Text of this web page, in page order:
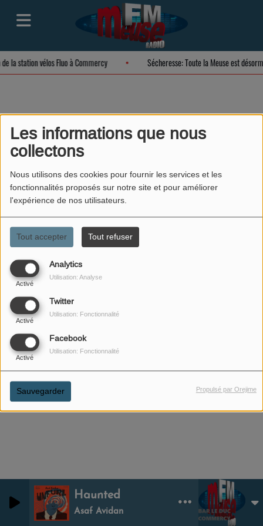
Les informations que nous
collectons
Nous utilisons des cookies pour fournir les services et les
fonctionnalités proposés sur notre site et pour améliorer
l'expérience de nos utilisateurs.
Tout accepter Tout refuser
Analytics
Activé
Utilisation: Analyse
Twitter
Activé
Utilisation: Fonctionnalité
Facebook
Activé
Utilisation: Fonctionnalité
Sauvegarder Propulsé par Orejime
Haunted
Asaf Avidan
de la station vélos Fluo à Commercy Sécheresse: Toute la Meuse est
La colère - Partie 2
0 0
30 JANVIER 2026
ÉCOUTER LE PODCAST
Dans cet épisode, Isabelle Jamin s'interesse à la Colère
(partie 2).